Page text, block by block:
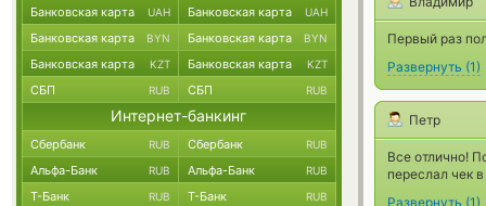
Первый раз
Развернуть (1)
Петр
Все отлично!
переслал чек
Развернуть (1)
Банковская карта UAH Банковская карта UAH
Банковская карта BYN Банковская карта BYN
Банковская карта KZT Банковская карта KZT
СБП RUB СБП RUB
Интернет-банкинг
Сбербанк RUB Сбербанк RUB
Альфа-Банк RUB Альфа-Банк RUB
Т-Банк RUB Т-Банк RUB